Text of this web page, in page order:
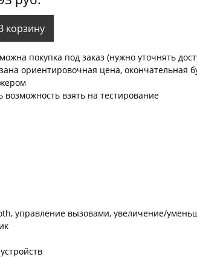
корзину
покупка под заказ (нужно уточнять
ориентировочная цена, окончательная
возможность взять на тестирование
управление вызовами, увеличение/